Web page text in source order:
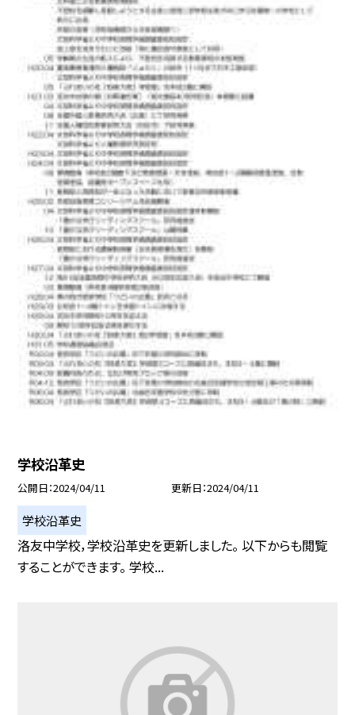
学校沿革史
公開日 2024/04/11 更新日 2024/04/11
学校沿革史
洛友中学校，学校沿革史を更新しました。 以下からも閲覧
することができます。 学校...